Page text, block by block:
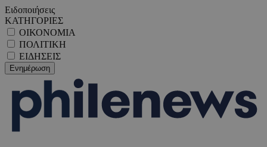
Ειδοποιήσεις
ΚΑΤΗΓΟΡΙΕΣ
ΟΙΚΟΝΟΜΙΑ
ΠΟΛΙΤΙΚΗ
ΕΙΔΗΣΕΙΣ